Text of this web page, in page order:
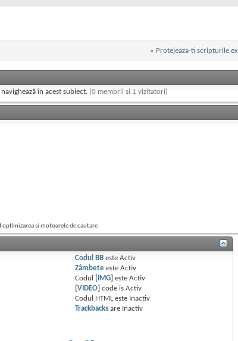
« Protejeaza-ti scripturile
în acest subiect. (0 membrii și 1 vizitatori)
si motoarele de cautare
Codul BB esteActiv
Zâmbete esteActiv
Codul
[IMG] esteActiv
[VIDEO] code isActiv
Codul HTML este Inactiv
Trackbacks are Inactiv